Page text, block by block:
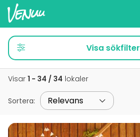
Sök lokaler
Minneslista
Svenska
Lägg till din lokal
Visa sökfilter
Visar 1 - 34 / 34 lokaler
Sortera: